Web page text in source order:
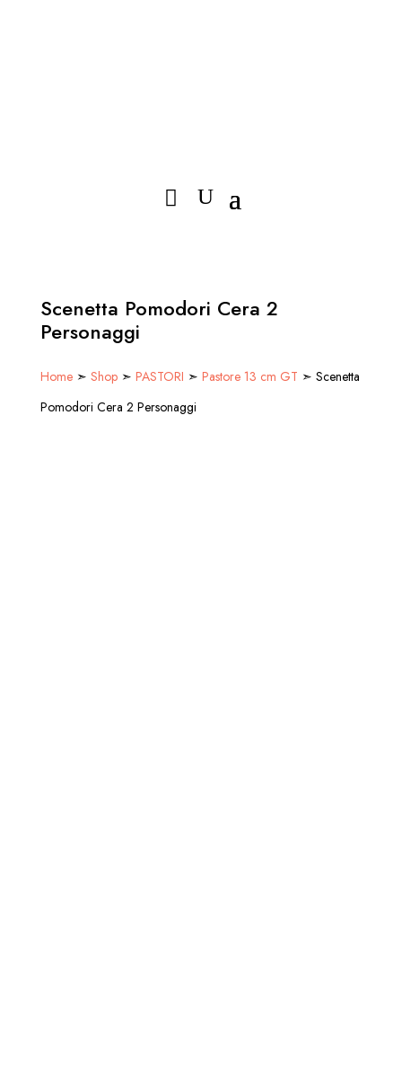
Scenetta Pomodori Cera 2
Personaggi
Home➣ Shop➣ PASTORI ➣ Pastore 13 cm GT ➣ Scenetta
Pomodori Cera 2 Personaggi